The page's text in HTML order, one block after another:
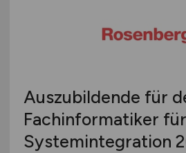
Auszubildende für
Fachinformatiker für
Systemintegration